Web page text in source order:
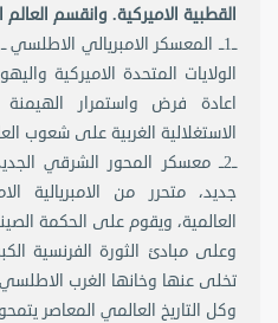
القطبية الاميركية. وانقسم
ــ1ــ المعسكر الامبريالي
الولايات المتحدة الاميركية
اعادة فرض واستمرار الهيمنة
الاستغلالية الغربية على شعوب
ــ2ــ معسكر المحور الشرقي
جديد، متحرر من الامبريالية
العالمية، ويقوم على الحكمة
وعلى مبادئ الثورة الفرنسية
تخلى عنها وخانها الغرب
وكل التاريخ العالمي المعاصر